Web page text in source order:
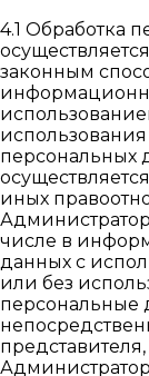
4.1 Обработка
законным
использования
персональных
иных
числе в
данных с
или без
персональные